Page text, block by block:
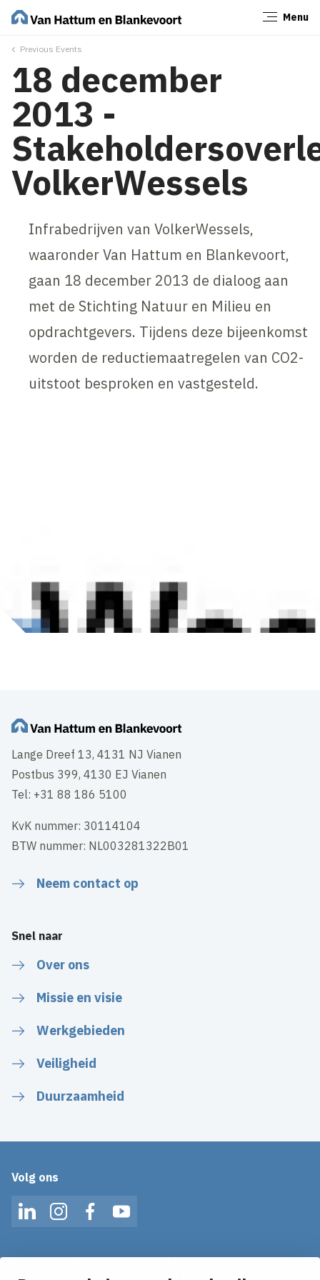
Menu
Previous Events
18 december
2013 -
VolkerWessels
Infrabedrijven van VolkerWessels,
waaronder Van Hattum en Blankevoort,
gaan 18 december 2013 de dialoog aan
met de Stichting Natuur en Milieu en
opdrachtgevers. Tijdens deze bijeenkomst
worden de reductiemaatregelen van CO2-
uitstoot besproken en vastgesteld.
Lange Dreef 13, 4131 NJ Vianen
Postbus 399, 4130 EJ Vianen
Tel: +31 88 186 5100
KvK nummer: 30114104
BTW nummer: NL003281322B01
Neem contact op
Snel naar
Over ons
Missie en visie
Werkgebieden
Veiligheid
Duurzaamheid
Volg ons
LinkedInInstagramFacebookYouTube
Sluiten